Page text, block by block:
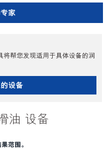
家
将帮您发现适用于具体设备的润
设备
油 设备
范围。